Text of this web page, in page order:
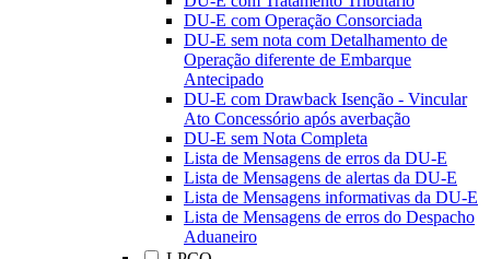
DU-E com Operação Consorciada
DU-E sem nota com Detalhamento de
Operação diferente de Embarque
Antecipado
DU-E com Drawback Isenção - Vincular
Ato Concessório após averbação
DU-E sem Nota Completa
Lista de Mensagens de erros da DU-E
Lista de Mensagens de alertas da DU-E
Lista de Mensagens informativas da DU-E
Lista de Mensagens de erros do Despacho
Aduaneiro